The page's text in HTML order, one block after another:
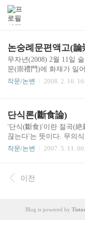
논숭례문편액고(
무자년(2008) 2월 11일
문(崇禮門)에 화재가 일
03시)에 문루(門樓)의 상
이하는 목부재(木部材)
편액(扁額, 현판) 역시
대체로 건재하다. 전각(
(點睛)이 바로 액자(額字)
문헌에 따라 양녕대군(讓
대군(安平大君, 1418-
작문/논변 2008. 2. 16.
단식론(斷食論)
'단식(斷食)'이란 절곡(絶
끊는다'는 뜻이다. 무의
않는다는 것이니, 대개
때 곧바로 실천으로 옮
庵) 최익현(崔益鉉)의
에 조금이라도 무리가
작문/논변 2007. 5. 11.
이전
Blog is powered by